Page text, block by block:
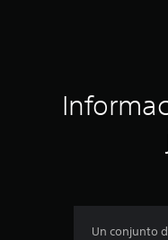
Un conjunto